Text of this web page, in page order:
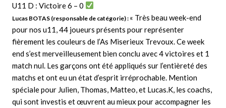
U11 D : Victoire 6 – 0
Lucas BOTAS (responsable de catégorie) : « Très beau week-end
pour nos u11, 44 joueurs présents pour représenter
fièrement les couleurs de l’As Miserieux Trevoux. Ce week
end s’est merveilleusement bien conclu avec 4 victoires et 1
match nul. Les garçons ont été appliqués sur l’entièreté des
matchs et ont eu un état d’esprit irréprochable. Mention
spéciale pour Julien, Thomas, Matteo, et Lucas.K, les coachs,
qui sont investis et œuvrent au mieux pour accompagner les